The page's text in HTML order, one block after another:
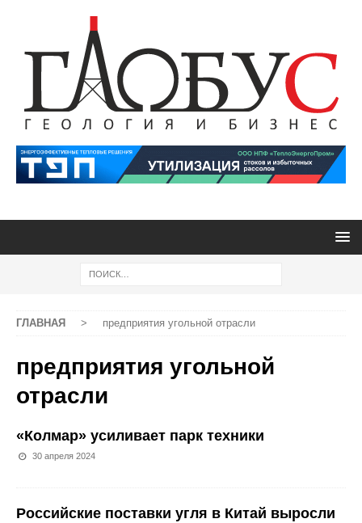
ГЛАВНАЯ > предприятия угольной отрасли
предприятия угольной
отрасли
«Колмар» усиливает парк техники
30 апреля 2024
Российские поставки угля в Китай выросли